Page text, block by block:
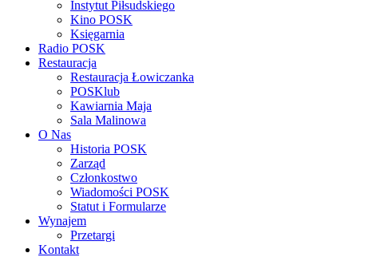
Instytut Piłsudskiego
Kino POSK
Księgarnia
Radio POSK
Restauracja
Restauracja Łowiczanka
POSKlub
Kawiarnia Maja
Sala Malinowa
O Nas
Historia POSK
Zarząd
Członkostwo
Wiadomości POSK
Statut i Formularze
Wynajem
Przetargi
Kontakt